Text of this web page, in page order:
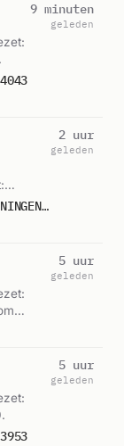
9 minuten
geleden
P 2 BON-02 WATEROVERLAST DRIEKONINGENSTRAAT ARNHEM 073631
2 uur
geleden
5 uur
geleden
5 uur
geleden